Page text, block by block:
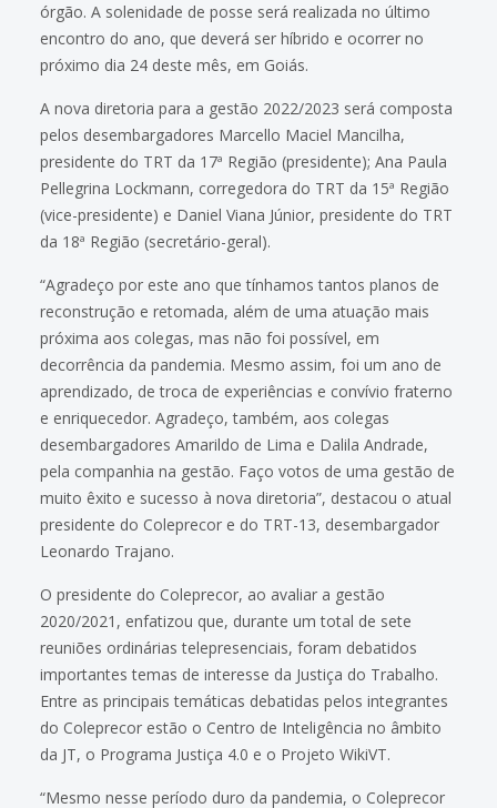
órgão. A solenidade de posse será realizada no último
encontro do ano, que deverá ser híbrido e ocorrer no
próximo dia 24 deste mês, em Goiás.
A nova diretoria para a gestão 2022/2023 será composta
pelos desembargadores Marcello Maciel Mancilha,
presidente do TRT da 17ª Região (presidente); Ana Paula
Pellegrina Lockmann, corregedora do TRT da 15ª Região
(vice-presidente) e Daniel Viana Júnior, presidente do TRT
da 18ª Região (secretário-geral).
“Agradeço por este ano que tínhamos tantos planos de
reconstrução e retomada, além de uma atuação mais
próxima aos colegas, mas não foi possível, em
decorrência da pandemia. Mesmo assim, foi um ano de
aprendizado, de troca de experiências e convívio fraterno
e enriquecedor. Agradeço, também, aos colegas
desembargadores Amarildo de Lima e Dalila Andrade,
pela companhia na gestão. Faço votos de uma gestão de
muito êxito e sucesso à nova diretoria”, destacou o atual
presidente do Coleprecor e do TRT-13, desembargador
Leonardo Trajano.
O presidente do Coleprecor, ao avaliar a gestão
2020/2021, enfatizou que, durante um total de sete
reuniões ordinárias telepresenciais, foram debatidos
importantes temas de interesse da Justiça do Trabalho.
Entre as principais temáticas debatidas pelos integrantes
do Coleprecor estão o Centro de Inteligência no âmbito
da JT, o Programa Justiça 4.0 e o Projeto WikiVT.
“Mesmo nesse período duro da pandemia, o Coleprecor